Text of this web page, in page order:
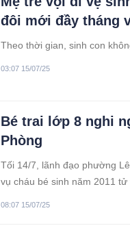
đôi mới đầy tháng
Theo thời gian, sinh con
03:07 15/07/25
Bé trai lớp 8 nghi
Phòng
Tối 14/7, lãnh đạo phường
vụ cháu bé sinh năm 2011 tử
08:07 15/07/25